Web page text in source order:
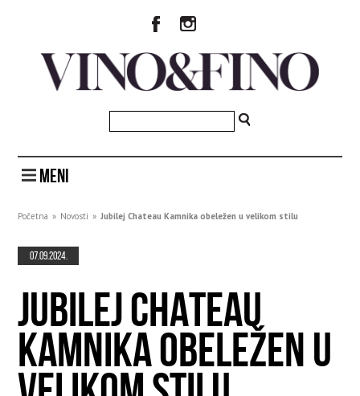
MENI
Početna » Novosti » Jubilej Chateau Kamnika obeležen u velikom stilu
07.09.2024.
JUBILEJ CHATEAU
KAMNIKA OBELEŽEN U